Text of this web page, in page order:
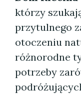
którzy
przytulnego
otoczeniu
różnorodne
potrzeby